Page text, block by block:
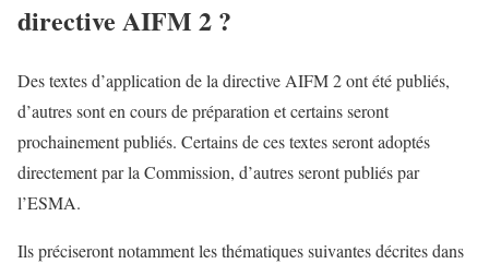
directive AIFM 2 ?
Des textes d’application de la directive AIFM 2 ont été publiés,
d’autres sont en cours de préparation et certains seront
prochainement publiés. Certains de ces textes seront adoptés
directement par la Commission, d’autres seront publiés par
l’ESMA.
Ils préciseront notamment les thématiques suivantes décrites dans